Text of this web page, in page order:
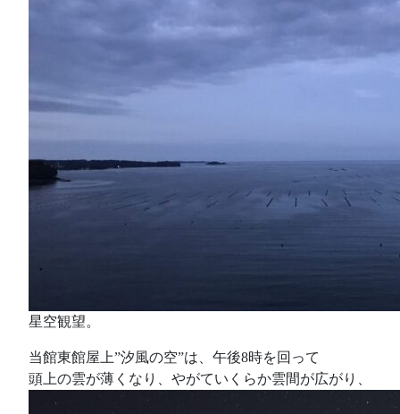
星空観望。
当館東館屋上”汐風の空”は、午後8時を回って
頭上の雲が薄くなり、やがていくらか雲間が広がり、